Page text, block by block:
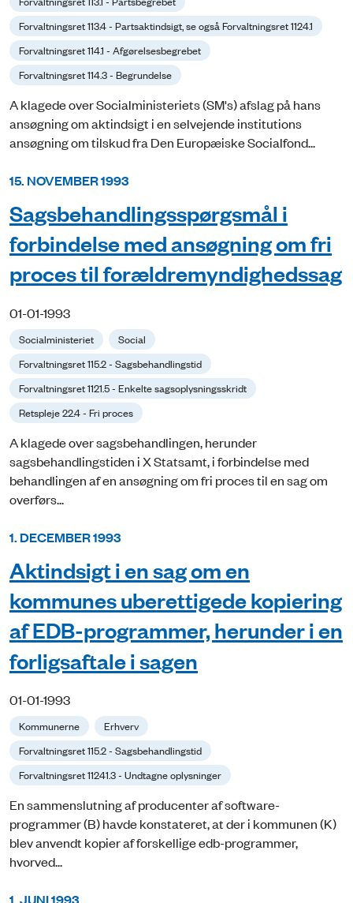
Forvaltningsret 113.4 - Partsaktindsigt, se også Forvaltningsret 1124.1
Forvaltningsret 114.1 - Afgørelsesbegrebet
Forvaltningsret 114.3 - Begrundelse
A klagede over Socialministeriets (SM's) afslag på hans
ansøgning om aktindsigt i en selvejende institutions
ansøgning om tilskud fra Den Europæiske Socialfond...
15. NOVEMBER 1993
Sagsbehandlingsspørgsmål i
forbindelse med ansøgning om fri
proces til forældremyndighedssag
01-01-1993
Socialministeriet
Social
Forvaltningsret 115.2 - Sagsbehandlingstid
Forvaltningsret 1121.5 - Enkelte sagsoplysningsskridt
Retspleje 22.4 - Fri proces
A klagede over sagsbehandlingen, herunder
sagsbehandlingstiden i X Statsamt, i forbindelse med
behandlingen af en ansøgning om fri proces til en sag om
overførs...
1. DECEMBER 1993
Aktindsigt i en sag om en
kommunes uberettigede kopiering
af EDB-programmer, herunder i en
forligsaftale i sagen
01-01-1993
Kommunerne
Erhverv
Forvaltningsret 115.2 - Sagsbehandlingstid
Forvaltningsret 11241.3 - Undtagne oplysninger
En sammenslutning af producenter af software-
programmer (B) havde konstateret, at der i kommunen (K)
blev anvendt kopier af forskellige edb-programmer,
hvorved...